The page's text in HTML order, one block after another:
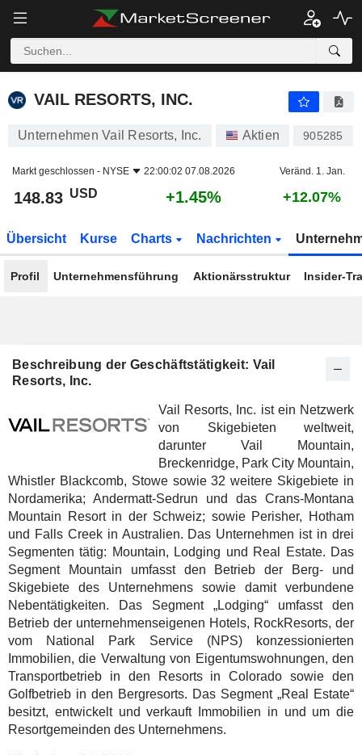
VAIL RESORTS, INC.
VAIL RESORTS, INC.
Unternehmen Vail Resorts, Inc. Aktien 905285
Markt geschlossen - NYSE 22:00:02 07.08.2026 Veränd. 1. Jan.
148.83 USD +1.45% +12.07%
Übersicht Kurse Charts Nachrichten
Profil Unternehmensführung Aktionärsstruktur Insider-
Beschreibung der Geschäftstätigkeit: Vail
Resorts, Inc.
Vail Resorts, Inc. ist ein Netzwerk
von Skigebieten weltweit,
darunter Vail Mountain,
Breckenridge, Park City Mountain,
Whistler Blackcomb, Stowe sowie 32 weitere Skigebiete in
Nordamerika; Andermatt-Sedrun und das Crans-Montana
Mountain Resort in der Schweiz; sowie Perisher, Hotham
und Falls Creek in Australien. Das Unternehmen ist in drei
Segmenten tätig: Mountain, Lodging und Real Estate. Das
Segment Mountain umfasst den Betrieb der Berg- und
Skigebiete des Unternehmens sowie damit verbundene
Nebentätigkeiten. Das Segment „Lodging“ umfasst den
Betrieb der unternehmenseigenen Hotels, RockResorts, der
vom National Park Service (NPS) konzessionierten
Immobilien, die Verwaltung von Eigentumswohnungen, den
Transportbetrieb in den Resorts in Colorado sowie den
Golfbetrieb in den Bergresorts. Das Segment „Real Estate“
besitzt, entwickelt und verkauft Immobilien in und um die
Resortgemeinden des Unternehmens.